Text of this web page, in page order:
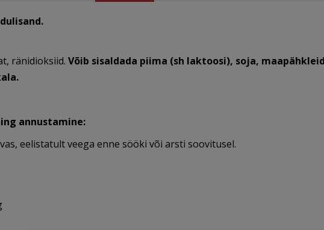
ränidioksiid. Võib sisaldada piima (sh laktoosi), soja,
annustamine:
eelistatult veega enne sööki või arsti soovitusel.